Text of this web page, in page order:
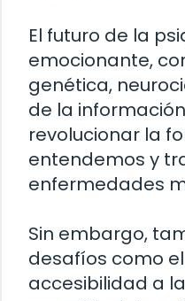
El futuro de la
emocionante,
genética,
de la
revolucionar la
entendemos y
enfermedades
Sin embargo,
desafíos como
accesibilidad a